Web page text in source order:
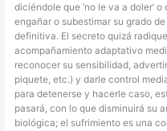
diciéndole que ‘no le va a doler’
engañar o subestimar su grado
definitiva. El secreto quizá
acompañamiento adaptativo
reconocer su sensibilidad,
piquete, etc.) y darle control
para detenerse y hacerle caso,
pasará, con lo que disminuirá su
biológica; el sufrimiento es una